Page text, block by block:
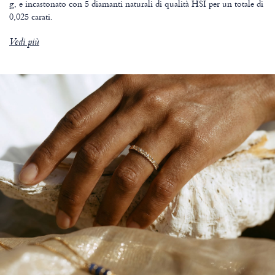
g, e incastonato con 5 diamanti naturali di qualità HSI per un totale di
0,025 carati.
Vedi più